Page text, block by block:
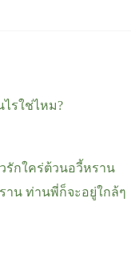
รใช่ไหม?
รักใคร่ต้วนอวี้หราน
าน ท่านพี่ก็จะอยู่ใกล้ๆ